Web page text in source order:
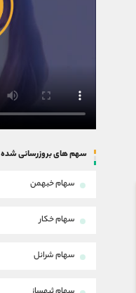
سهم های بروزرسانی شده
سهام خبهمن
سهام خکار
سهام شرانل